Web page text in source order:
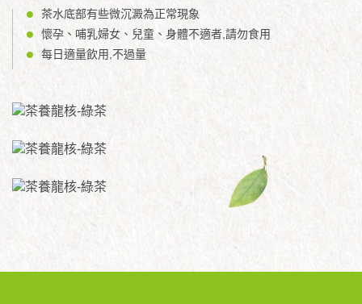
茶水底部有些微沉澱為正常現象
懷孕、哺乳婦女、兒童、身體不適者,請勿食用
每日適量飲用,不過量